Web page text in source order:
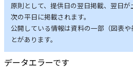
原則として、提供日の翌日掲載、翌日
次の平日に掲載されます。
公開している情報は資料の一部（図表
とがあります。
データエラーです